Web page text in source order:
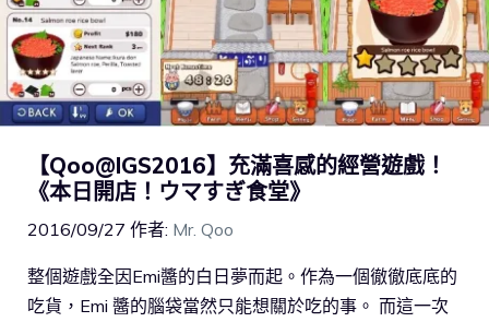
【Qoo@IGS2016】充滿喜感的經營遊戲！
《本日開店！ウマすぎ食堂》
2016/09/27 作者: Mr. Qoo
整個遊戲全因Emi醬的白日夢而起。作為一個徹徹底底的
吃貨，Emi 醬的腦袋當然只能想關於吃的事。 而這一次